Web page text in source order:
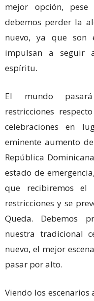
mejor opción,
debemos perder la
nuevo, ya que son
impulsan a seguir
espíritu.
El mundo
restricciones
celebraciones en
eminente aumento
República
estado de
que recibiremos
restricciones y se
Queda. Debemos
nuestra tradicional
nuevo, el mejor
pasar por alto.
Viendo los